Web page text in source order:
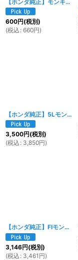
【ホンダ純正】モンキー用ボルトスタッド8×17mm [90125-181-950]
600円(税別)
(税込 : 660円)
【ホンダ純正】5Lモンキー用 クラッチケーブル 22870-165-640
3,500円(税別)
(税込 : 3,850円)
【ホンダ純正】FIモンキー用 スロットルケーブル 17910-GFL-J41
3,146円(税別)
(税込 : 3,461 円)